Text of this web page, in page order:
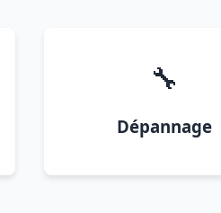
🔧
Dépannage